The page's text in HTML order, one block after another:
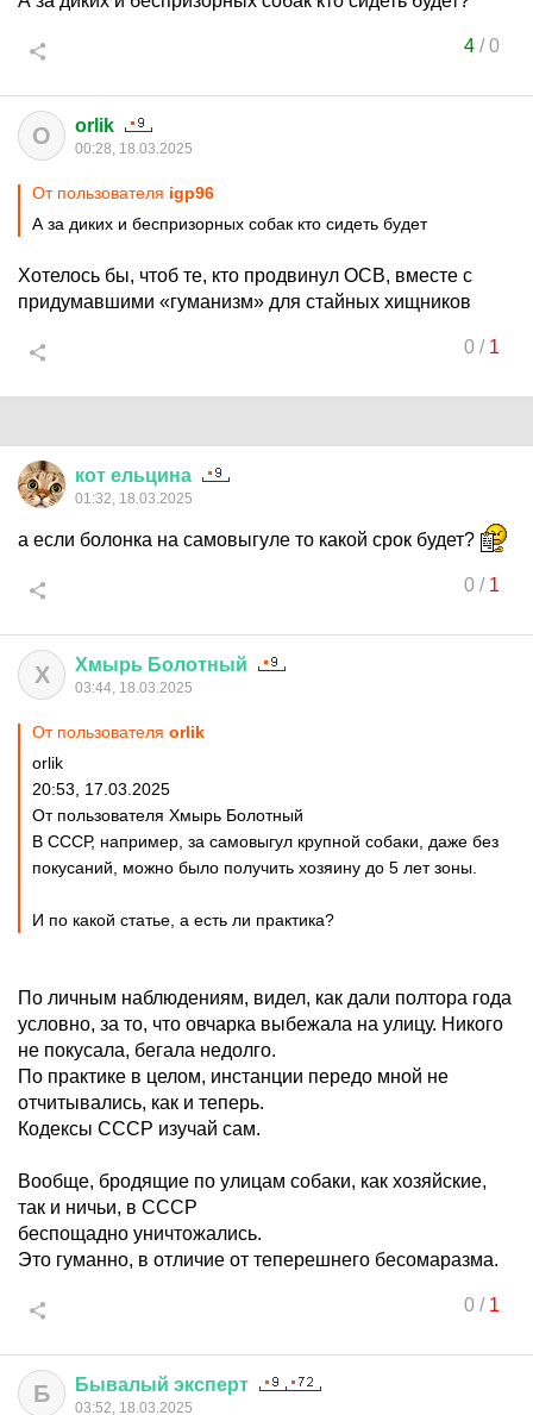
4/0
O orlik
00:28, 18.03.2025
От пользователя igp96
А за диких и беспризорных собак кто сидеть будет
Хотелось бы, чтоб те, кто продвинул ОСВ, вместе с
придумавшими «гуманизм» для стайных хищников
0/ 1
кот ельцина
01:32, 18.03.2025
а если болонка на самовыгуле то какой срок будет?
0/ 1
Х Хмырь Болотный
03:44, 18.03.2025
От пользователя orlik
orlik
20:53, 17.03.2025
От пользователя Хмырь Болотный
В СССР, например, за самовыгул крупной собаки, даже без
покусаний, можно было получить хозяину до 5 лет зоны.
И по какой статье, а есть ли практика?
По личным наблюдениям, видел, как дали полтора года
условно, за то, что овчарка выбежала на улицу. Никого
не покусала, бегала недолго.
По практике в целом, инстанции передо мной не
отчитывались, как и теперь.
Кодексы СССР изучай сам.
Вообще, бродящие по улицам собаки, как хозяйские,
так и ничьи, в СССР
беспощадно уничтожались.
Это гуманно, в отличие от теперешнего бесомаразма.
0/ 1
Б Бывалый эксперт
03:52, 18.03.2025